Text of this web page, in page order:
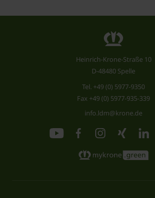
Heinrich-Krone-Straße 10
D-48480 Spelle
Tel. +49 (0) 5977-9350
Fax +49 (0) 5977-935-339
info.ldm@krone.de